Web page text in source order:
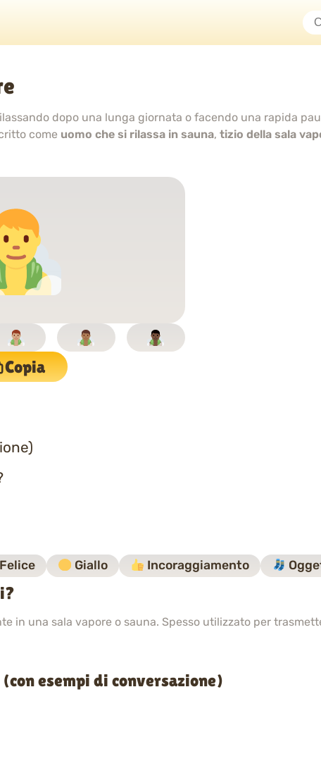
dopo una lunga giornata o facendo una rapida
come uomo che si rilassa in sauna,tizio della sala
Copia
Felice Giallo Incoraggiamento
in una sala vapore o sauna. Spesso utilizzato per
esempi di conversazione)